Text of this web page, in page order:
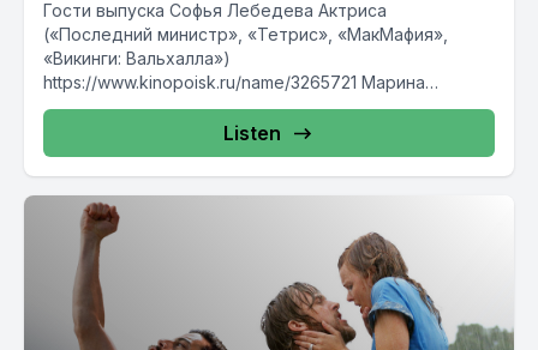
Гости выпуска Софья Лебедева Актриса
(«Последний министр», «Тетрис», «МакМафия»,
«Викинги: Вальхалла»)
https://www.kinopoisk.ru/name/3265721 Марина
Карнаева Агент, президент Гильдии Актерских
Агентов, основательница «Агенства талантов
Марины Карнаевой»...
Listen